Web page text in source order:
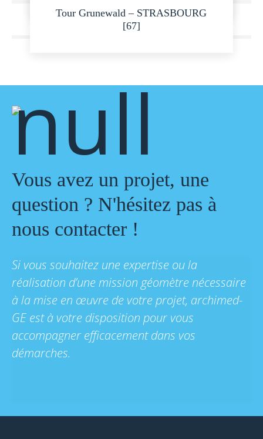
Tour Grunewald – STRASBOURG
[67]
Vous avez un projet, une
question ? N'hésitez pas à
nous contacter !
Si vous souhaitez une expertise ou la
réalisation d’une mission géomètre nécessaire
à la mise en œuvre de votre projet, archimed-
GE est à votre disposition pour vous
accompagner efficacement dans vos
démarches.